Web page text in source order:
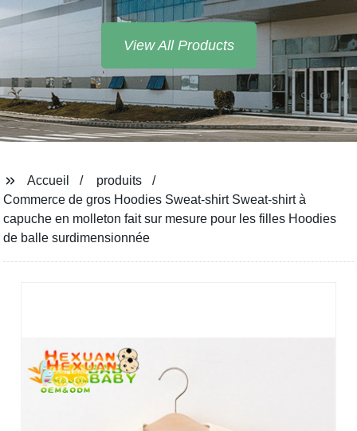
View All Products
Accueil
produits
Commerce de gros Hoodies Sweat-shirt Sweat-shirt à
capuche en molleton fait sur mesure pour les filles Hoodies
de balle surdimensionnée